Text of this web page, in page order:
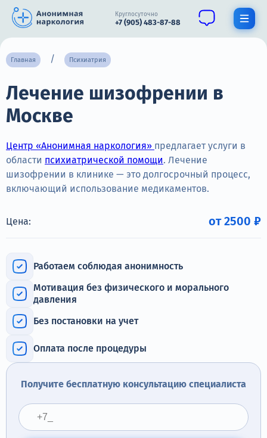
Круглосуточно
+7 (905) 483-87-88
О нас
Наркомания
Алкоголизм
Нарколог
Стационар
Психиатрия
Терапия
Контакты
Круглосуточно, анонимно
+7 (905) 483-87-88
Адрес call-центра
Москва, 1-й Новокузнецкий переулок, 10с1
Главная Психиатрия
Лечение шизофрении в
Москве
Центр «Анонимная наркология» предлагает услуги в
области психиатрической помощи. Лечение
шизофрении в клинике — это долгосрочный процесс,
включающий использование медикаментов.
Цена: от 2500 ₽
Работаем соблюдая анонимность
Мотивация без физического и морального
давления
Без постановки на учет
Оплата после процедуры
Получите бесплатную консультацию специалиста